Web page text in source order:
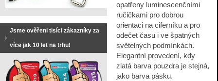
opatřeny luminescenčními
ručičkami pro dobrou
orientaci na ciferníku a pro
odečet času i ve špatných
světelných podmínkách.
Elegantní provedení, kdy
zlatá barva pouzdra je stejná,
jako barva pásku.
Jsme ověřeni tisíci zákazníky za
více jak 10 let na trhu!